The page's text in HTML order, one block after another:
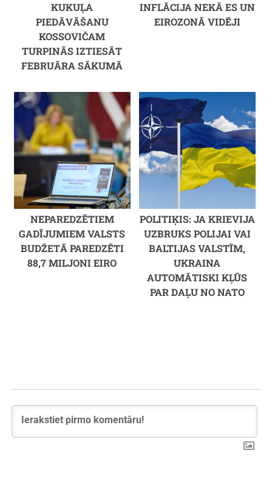
KUKUĻA
PIEDĀVĀŠANU
KOSSOVIČAM
TURPINĀS IZTIESĀT
FEBRUĀRA SĀKUMĀ
INFLĀCIJA NEKĀ ES UN
EIROZONĀ VIDĒJI
NEPAREDZĒTIEM
GADĪJUMIEM VALSTS
BUDŽETĀ PAREDZĒTI
88,7 MILJONI EIRO
POLITIĶIS: JA KRIEVIJA
UZBRUKS POLIJAI VAI
BALTIJAS VALSTĪM,
UKRAINA
AUTOMĀTISKI KĻŪS
PAR DAĻU NO NATO